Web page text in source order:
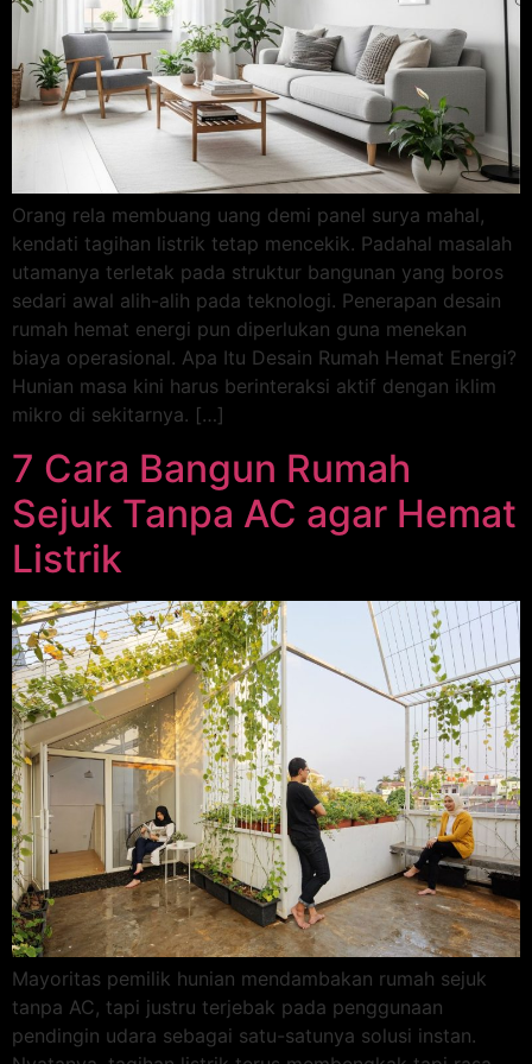
Orang rela membuang uang demi panel surya mahal,
kendati tagihan listrik tetap mencekik. Padahal masalah
utamanya terletak pada struktur bangunan yang boros
sedari awal alih-alih pada teknologi. Penerapan desain
rumah hemat energi pun diperlukan guna menekan
biaya operasional. Apa Itu Desain Rumah Hemat Energi?
Hunian masa kini harus berinteraksi aktif dengan iklim
mikro di sekitarnya. […]
7 Cara Bangun Rumah
Sejuk Tanpa AC agar Hemat
Listrik
Mayoritas pemilik hunian mendambakan rumah sejuk
tanpa AC, tapi justru terjebak pada penggunaan
pendingin udara sebagai satu-satunya solusi instan.